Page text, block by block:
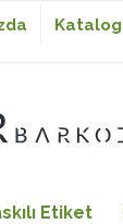
Katalog
Etiket